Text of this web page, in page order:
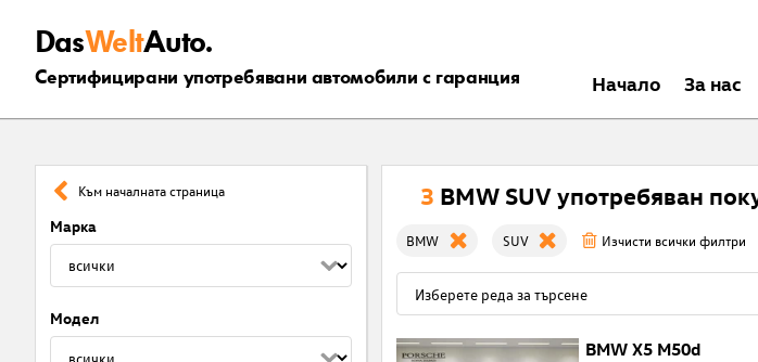
DasWeltAuto.
Сертифицирани употребявани автомобили с гаранция Началo За нас
Към началната страница
Марка
Модел
3 BMW SUV употребяван
BMW SUV Изчисти всички филтри
BMW X5 M50d